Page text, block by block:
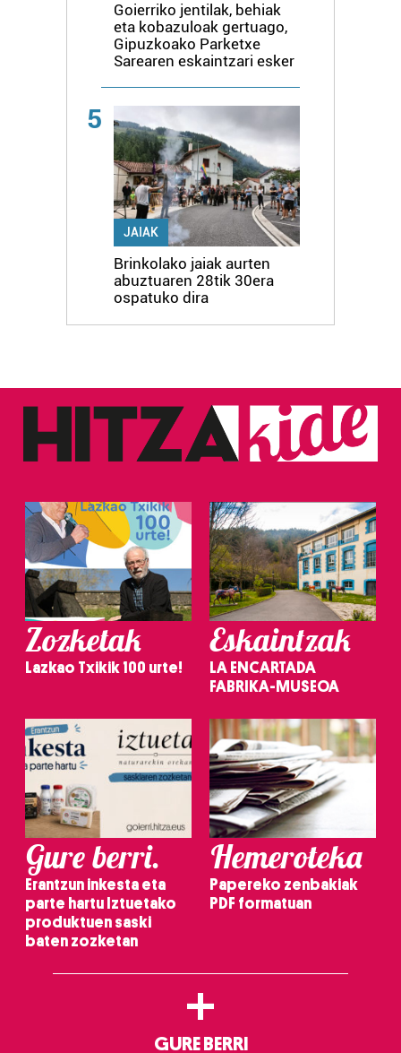
Goierriko jentilak, behiak
eta kobazuloak gertuago,
Gipuzkoako Parketxe
Sarearen eskaintzari esker
5
JAIAK
Brinkolako jaiak aurten
abuztuaren 28tik 30era
ospatuko dira
Zozketak
Lazkao Txikik 100 urte!
Eskaintzak
LA ENCARTADA
FABRIKA-MUSEOA
Gure berri.
Erantzun inkesta eta
parte hartu Iztuetako
produktuen saski
baten zozketan
Hemeroteka
Papereko zenbakiak
PDF formatuan
+
GURE BERRI